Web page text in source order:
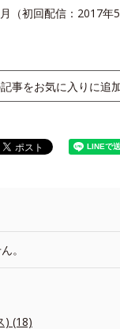
（初回配信：2017年5
事をお気に入りに追
。
) (18)